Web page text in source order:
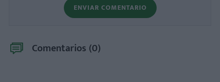
ENVIAR COMENTARIO
Comentarios (0)